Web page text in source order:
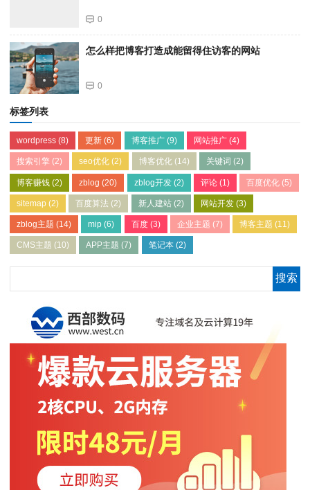
0
怎么样把博客打造成能留得住访客的网站
0
标签列表
wordpress (8) 更新 (6) 博客推广(9) 网站推广(4)
搜索引擎 (2) seo优化 (2) 博客优化(14) 关键词 (2)
博客赚钱 (2) zblog (20) zblog开发(2) 评论(1) 百度优化 (5)
sitemap (2) 百度算法 (2) 新人建站(2) 网站开发(3)
zblog主题 (14) mip (6) 百度(3) 企业主题 (7) 博客主题 (11)
CMS主题 (10) APP主题 (7) 笔记本(2)